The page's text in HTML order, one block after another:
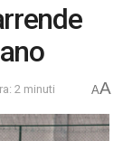
2 minuti AA